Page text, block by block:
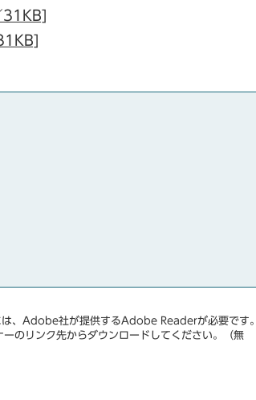
31KB]
は、Adobe社が提供するAdobe Readerが必要です。
のリンク先からダウンロードしてください。（無